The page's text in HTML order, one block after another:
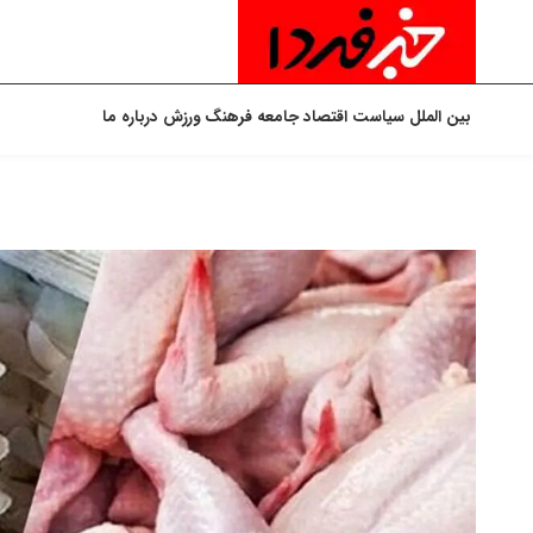
بین الملل سیاست اقتصادجامعه فرهنگورزش درباره ما